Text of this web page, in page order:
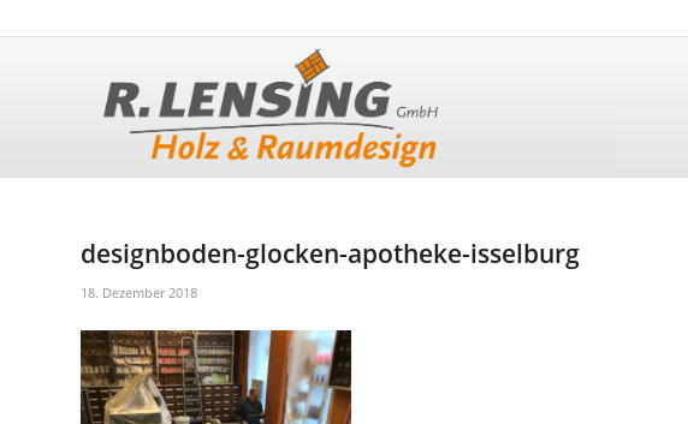
designboden-glocken-apotheke-isselburg
18. Dezember 2018